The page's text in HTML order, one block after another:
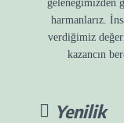
geleneğimizden
harmanlarız.
verdiğimiz
kazancın
Yenilik